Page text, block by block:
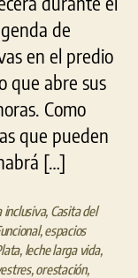
de
en el predio
que abre sus
Como
que pueden
[…]
inclusiva, Casita del
,espacios
, leche larga vida,
, orestación,